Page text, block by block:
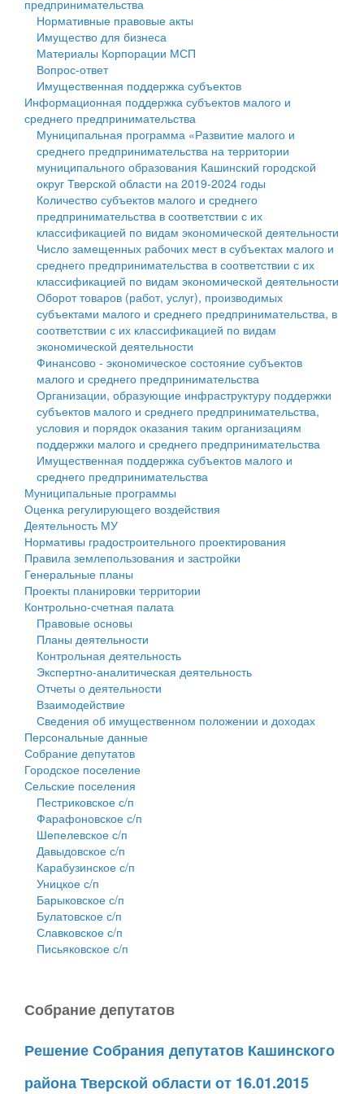
Государственные услуги
Промышленность и АПК
Экономика и бизнес
...
Символика
Устав
Гостям округа
Туризм
Культура
Образование
Здравоохранение
Социальная защита
Фотоальбом
муниципального округа Тверской области
Администрация Кашинского муниципального округа
Тверской области
Управление сельскими территориями
Открытые данные
Работа с обращениями граждан
Муниципальный контроль
Муниципальные услуги
Проекты административных регламентов
Антимонопольный комплаенс
Противодействие коррупции
Финансовое управление
Бюджет для граждан
Имущество
Выявление правообладателей ранее учтенных
объектов недвижимости
Имущественная поддержка субъектов малого и
среднего предпринимательства
Информационная поддержка субъектов малого и
среднего предпринимательства
Муниципальные программы
Контрольно-счетная палата
Персональные данные
Оценка регулирующего воздействия
Деятельность МУ
Нормативы градостроительного проектирования
Правила землепользования и застройки
Генеральные планы
Проекты планировки территории
Собрание депутатов
Городское поселение
Сельские поселения
предпринимательства
Нормативные правовые акты
Имущество для бизнеса
Материалы Корпорации МСП
Вопрос-ответ
Имущественная поддержка субъектов
Информационная поддержка субъектов малого и
среднего предпринимательства
Муниципальная программа «Развитие малого и
среднего предпринимательства на территории
муниципального образования Кашинский городской
округ Тверской области на 2019-2024 годы
Количество субъектов малого и среднего
предпринимательства в соответствии с их
классификацией по видам экономической деятельности
Число замещенных рабочих мест в субъектах малого и
среднего предпринимательства в соответствии с их
классификацией по видам экономической деятельности
Оборот товаров (работ, услуг), производимых
субъектами малого и среднего предпринимательства, в
соответствии с их классификацией по видам
экономической деятельности
Финансово - экономическое состояние субъектов
малого и среднего предпринимательства
Организации, образующие инфраструктуру поддержки
субъектов малого и среднего предпринимательства,
условия и порядок оказания таким организациям
поддержки малого и среднего предпринимательства
Имущественная поддержка субъектов малого и
среднего предпринимательства
Муниципальные программы
Оценка регулирующего воздействия
Деятельность МУ
Нормативы градостроительного проектирования
Правила землепользования и застройки
Генеральные планы
Проекты планировки территории
Контрольно-счетная палата
Правовые основы
Планы деятельности
Контрольная деятельность
Экспертно-аналитическая деятельность
Отчеты о деятельности
Взаимодействие
Сведения об имущественном положении и доходах
Персональные данные
Собрание депутатов
Городское поселение
Сельские поселения
Пестриковское с/п
Фарафоновское с/п
Шепелевское с/п
Давыдовское с/п
Карабузинское с/п
Уницкое с/п
Барыковское с/п
Булатовское с/п
Славковское с/п
Письяковское с/п
Собрание депутатов
Решение Собрания депутатов Кашинского
района Тверской области от 16.01.2015